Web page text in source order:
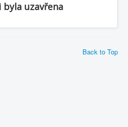
byla uzavřena
Back to Top